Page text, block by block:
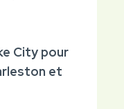
City pour
et